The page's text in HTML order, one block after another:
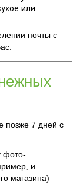
или
почты с
позже 7 дней с
фото-
и
магазина)